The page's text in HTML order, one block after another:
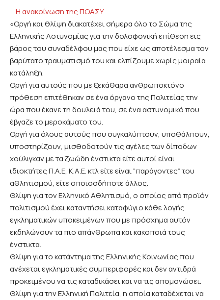
Η ανακοίνωση της ΠΟΑΣΥ
«Οργή και θλίψη διακατέχει σήμερα όλο το Σώμα της
Ελληνικής Αστυνομίας για την δολοφονική επίθεση εις
βάρος του συναδέλφου μας που είχε ως αποτέλεσμα τον
βαρύτατο τραυματισμό του και ελπίζουμε χωρίς μοιραία
κατάληξη.
Οργή για αυτούς που με ξεκάθαρα ανθρωποκτόνο
πρόθεση επιτέθηκαν σε ένα όργανο της Πολιτείας την
ώρα που έκανε τη δουλειά του, σε ένα αστυνομικό που
έβγαζε το μεροκάματο του.
Οργή για όλους αυτούς που συγκαλύπτουν, υποθάλπουν,
υποστηρίζουν, μισθοδοτούν τις αγέλες των δίποδων
χούλιγκαν με τα ζωώδη ένστικτα είτε αυτοί είναι
ιδιοκτήτες Π.Α.Ε, Κ.Α.Ε. κτλ είτε είναι “παράγοντες” του
αθλητισμού, είτε οποιοσδήποτε άλλος.
Θλίψη για τον Ελληνικό Αθλητισμό, ο οποίος από προϊόν
πολιτισμού έχει καταντήσει καταφύγιο κάθε λογής
εγκληματικών υποκειμένων που με πρόσχημα αυτόν
εκδηλώνουν τα πιο απάνθρωπα και κακοποιά τους
ένστικτα.
Θλίψη για το κατάντημα της Ελληνικής Κοινωνίας που
ανέχεται εγκληματικές συμπεριφορές και δεν αντιδρά
προκειμένου να τις καταδικάσει και να τις απομονώσει.
Θλίψη για την Ελληνική Πολιτεία, η οποία καταδέχεται να